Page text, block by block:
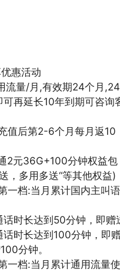
惠活动
流量/月,有效期24个月
再延长10年到期可咨
值后第2-6个月每月返
2元36G+100分钟权益包
，多用多送“等其他权益)
一档:当月累计国内主叫
时长达到50分钟，即赠
时长达到100分钟，即
分钟。
一档:当月累计通用流量